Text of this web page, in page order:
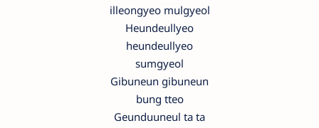
illeongyeo mulgyeol
Heundeullyeo
heundeullyeo
sumgyeol
Gibuneun gibuneun
bung tteo
Geunduuneul ta ta